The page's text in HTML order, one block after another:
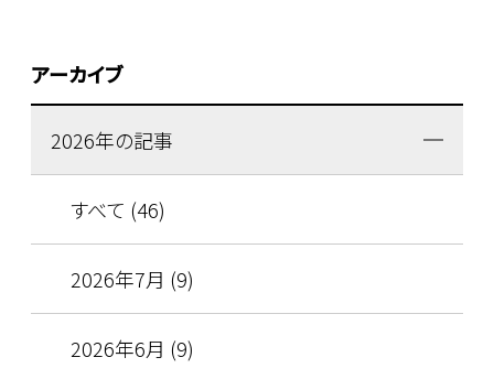
アーカイブ
2026年の記事
すべて (46)
2026年7月 (9)
2026年6月 (9)